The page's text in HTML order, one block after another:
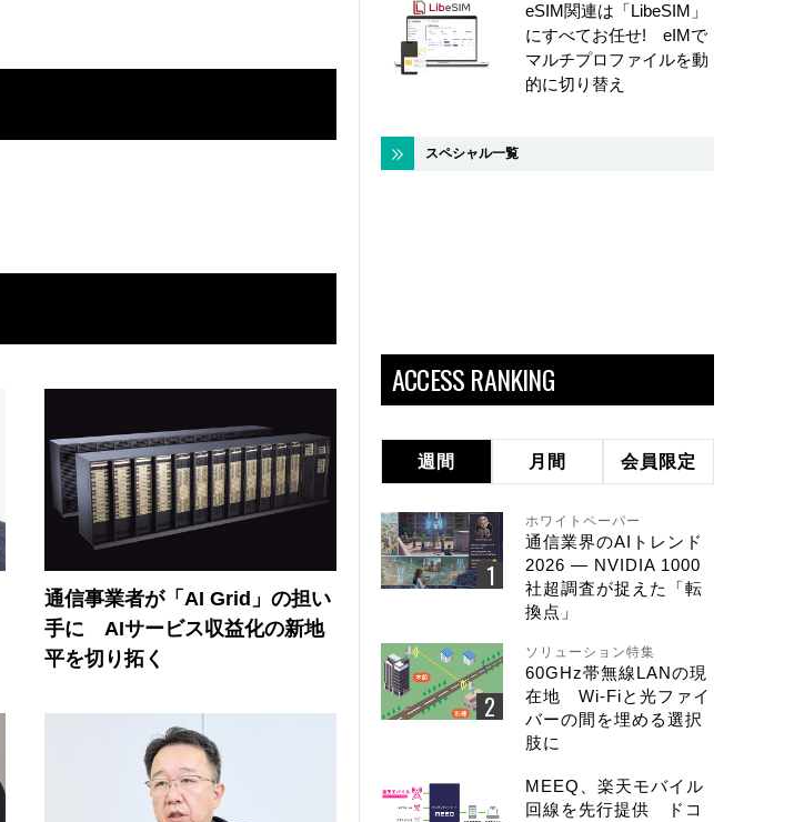
通信事業者が「AI Grid」の担い
手に AIサービス収益化の新地
平を切り拓く
eSIM関連は「LibeSIM」
にすべてお任せ! eIMで
マルチプロファイルを動
的に切り替え
スペシャル一覧
ACCESS RANKING
週間 月間 会員限定
ホワイトペーパー
通信業界のAIトレンド
2026 ― NVIDIA 1000
社超調査が捉えた「転
換点」
ソリューション特集
60GHz帯無線LANの現
在地 Wi-Fiと光ファイ
バーの間を埋める選択
肢に
MEEQ、楽天モバイル
回線を先行提供 ドコ